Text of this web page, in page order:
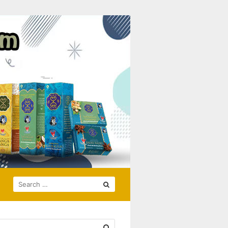
SEARCH
FOR: